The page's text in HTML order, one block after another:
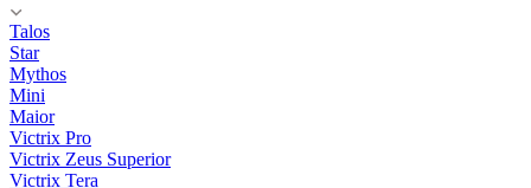
Talos
Star
Mythos
Mini
Maior
Victrix Pro
Victrix Zeus Superior
Victrix Tera